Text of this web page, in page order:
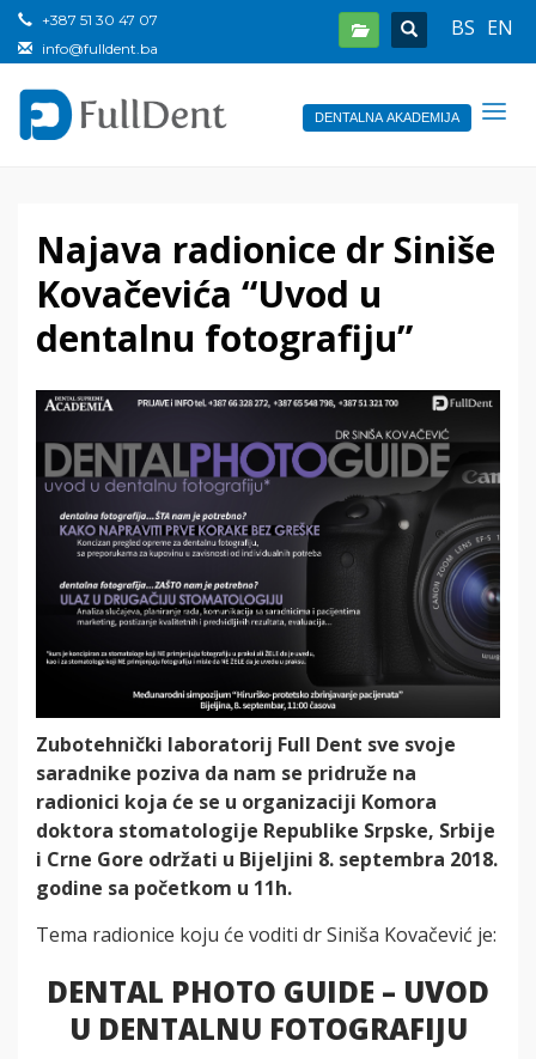
BS EN
+387 51 30 47 07
info@fulldent.ba
DENTALNA AKADEMIJA
Najava radionice dr Siniše
Kovačevića “Uvod u
dentalnu fotografiju”
Zubotehnički laboratorij Full Dent sve svoje
saradnike poziva da nam se pridruže na
radionici koja će se u organizaciji Komora
doktora stomatologije Republike Srpske, Srbije
i Crne Gore održati u Bijeljini 8. septembra 2018.
godine sa početkom u 11h.
Tema radionice koju će voditi dr Siniša Kovačević je:
DENTAL PHOTO GUIDE – UVOD
U DENTALNU FOTOGRAFIJU